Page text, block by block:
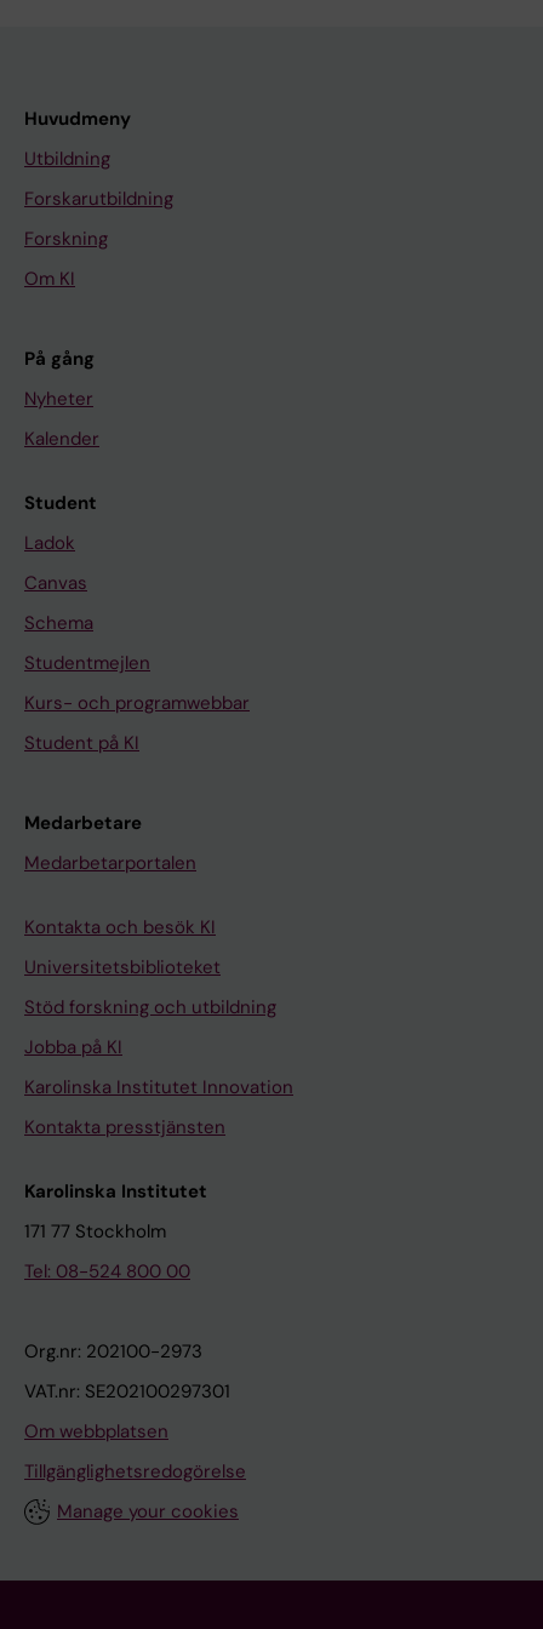
Huvudmeny
Utbildning
Forskarutbildning
Forskning
Om KI
På gång
Nyheter
Kalender
Student
Ladok
Canvas
Schema
Studentmejlen
Kurs- och programwebbar
Student på KI
Medarbetare
Medarbetarportalen
Kontakta och besök KI
Universitetsbiblioteket
Stöd forskning och utbildning
Jobba på KI
Karolinska Institutet Innovation
Kontakta presstjänsten
Karolinska Institutet
171 77 Stockholm
Tel: 08-524 800 00
Org.nr: 202100-2973
VAT.nr: SE202100297301
Om webbplatsen
Tillgänglighetsredogörelse
Manage your cookies